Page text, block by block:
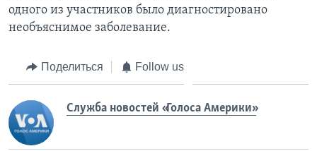
одного из участников было диагностировано
необъяснимое заболевание.
Поделиться Follow us
Служба новостей «Голоса Америки»